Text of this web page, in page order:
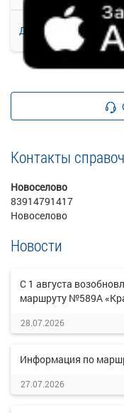
Детали рейса
Контакты
Новоселово
83914791417
Новоселово
Новости
С 1 августа
маршруту №589А
28.07.2026
Информация по
27.07.2026